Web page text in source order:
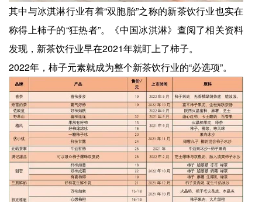
其中与冰淇淋行业有着“双胞胎”之称的新茶饮行业也实在
称得上柿子的“狂热者”。《中国冰淇淋》查阅了相关资料
发现，新茶饮行业早在2021年就盯上了柿子。
2022年，柿子元素就成为整个新茶饮行业的“必选项”。